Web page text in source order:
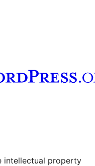
de Tumblr
intellectual property